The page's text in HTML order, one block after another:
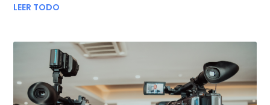
LEER TODO